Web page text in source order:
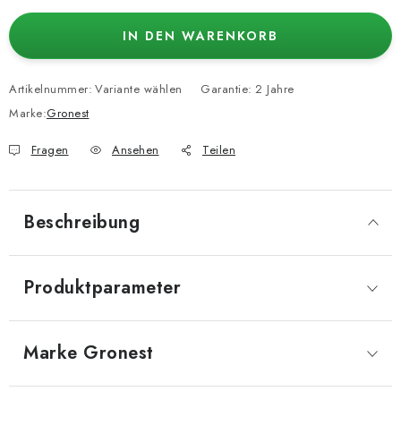
IN DEN WARENKORB
Artikelnummer: Variante wählen
Marke:Gronest
Garantie: 2 Jahre
Fragen Ansehen Teilen
Beschreibung
Produktparameter
Marke Gronest